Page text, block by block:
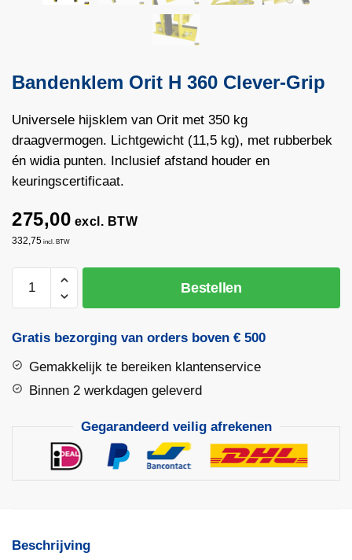
Bandenklem Orit H 360 Clever-Grip
Universele hijsklem van Orit met 350 kg
draagvermogen. Lichtgewicht (11,5 kg), met rubberbek
én widia punten. Inclusief afstand houder en
keuringscertificaat.
275,00 excl. BTW
332,75 incl. BTW
Bandenklem
Orit
360
Grip
aantal
Bestellen
Gratis bezorging van orders boven € 500
Gemakkelijk te bereiken klantenservice
Binnen 2 werkdagen geleverd
Gegarandeerd veilig afrekenen
Beschrijving